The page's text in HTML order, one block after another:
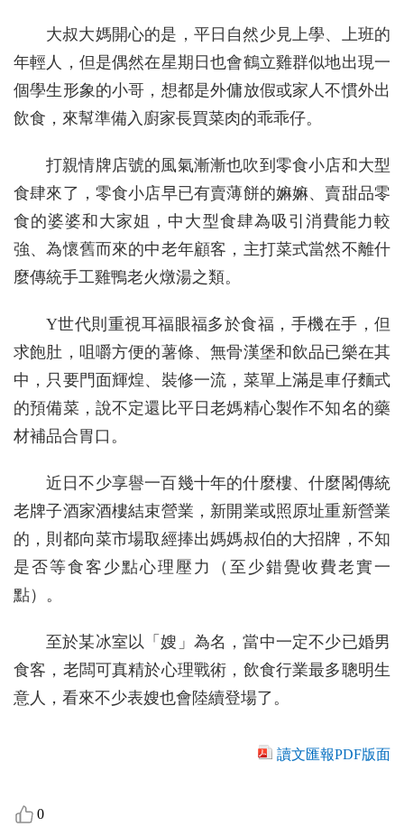
大叔大媽開心的是，平日自然少見上學、上班的
年輕人，但是偶然在星期日也會鶴立雞群似地出現一
個學生形象的小哥，想都是外傭放假或家人不慣外出
飲食，來幫準備入廚家長買菜肉的乖乖仔。
打親情牌店號的風氣漸漸也吹到零食小店和大型
食肆來了，零食小店早已有賣薄餅的嫲嫲、賣甜品零
食的婆婆和大家姐，中大型食肆為吸引消費能力較
強、為懷舊而來的中老年顧客，主打菜式當然不離什
麼傳統手工雞鴨老火燉湯之類。
Y世代則重視耳福眼福多於食福，手機在手，但
求飽肚，咀嚼方便的薯條、無骨漢堡和飲品已樂在其
中，只要門面輝煌、裝修一流，菜單上滿是車仔麵式
的預備菜，說不定還比平日老媽精心製作不知名的藥
材補品合胃口。
近日不少享譽一百幾十年的什麼樓、什麼閣傳統
老牌子酒家酒樓結束營業，新開業或照原址重新營業
的，則都向菜市場取經捧出媽媽叔伯的大招牌，不知
是否等食客少點心理壓力（至少錯覺收費老實一
點）。
至於某冰室以「嫂」為名，當中一定不少已婚男
食客，老闆可真精於心理戰術，飲食行業最多聰明生
意人，看來不少表嫂也會陸續登場了。
讀文匯報PDF版面
0